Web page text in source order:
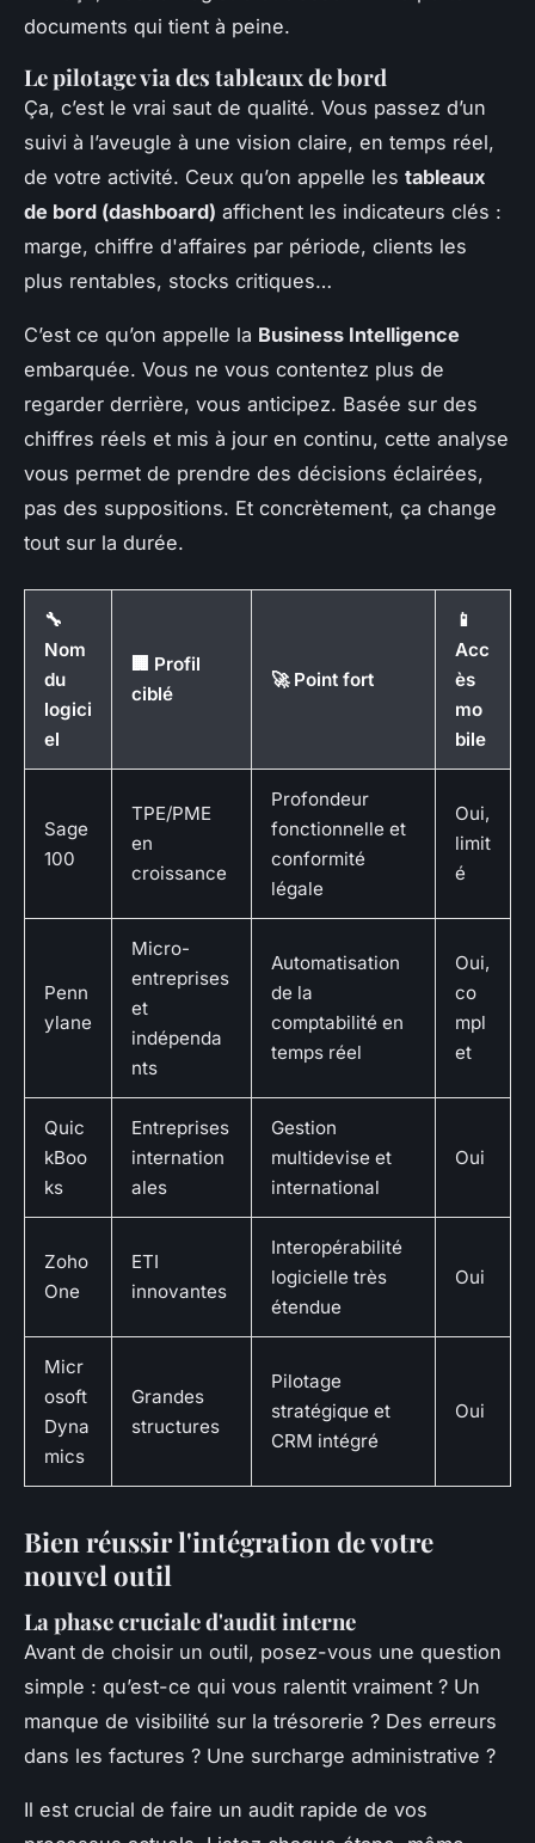
documents qui tient à peine.
Le pilotage via des tableaux de bord
Ça, c’est le vrai saut de qualité. Vous passez d’un
suivi à l’aveugle à une vision claire, en temps réel,
de votre activité. Ceux qu’on appelle les tableaux
de bord (dashboard) affichent les indicateurs clés :
marge, chiffre d'affaires par période, clients les
plus rentables, stocks critiques…
C’est ce qu’on appelle la Business Intelligence
embarquée. Vous ne vous contentez plus de
regarder derrière, vous anticipez. Basée sur des
chiffres réels et mis à jour en continu, cette analyse
vous permet de prendre des décisions éclairées,
pas des suppositions. Et concrètement, ça change
tout sur la durée.
🔧
Nom
du
logici
el
🏢 Profil
ciblé
🚀 Point fort
📱
Acc
ès
mo
bile
Sage
100
TPE/PME
en
croissance
Profondeur
fonctionnelle et
conformité
légale
Oui,
limit
é
Penn
ylane
Micro-
entreprises
et
indépenda
nts
Automatisation
de la
comptabilité en
temps réel
Oui,
co
mpl
et
Quic
kBoo
ks
Entreprises
internation
ales
Gestion
multidevise et
international
Oui
Zoho
One
ETI
innovantes
Interopérabilité
logicielle très
étendue
Oui
Micr
osoft
Dyna
mics
Grandes
structures
Pilotage
stratégique et
CRM intégré
Oui
Bien réussir l'intégration de votre
nouvel outil
La phase cruciale d'audit interne
Avant de choisir un outil, posez-vous une question
simple : qu’est-ce qui vous ralentit vraiment ? Un
manque de visibilité sur la trésorerie ? Des erreurs
dans les factures ? Une surcharge administrative ?
Il est crucial de faire un audit rapide de vos